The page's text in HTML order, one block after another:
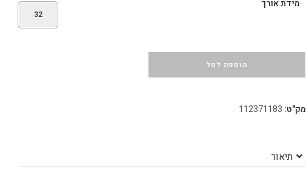
מידת אורך
32
הוספה לסל
מק"ט: 112371183
תיאור